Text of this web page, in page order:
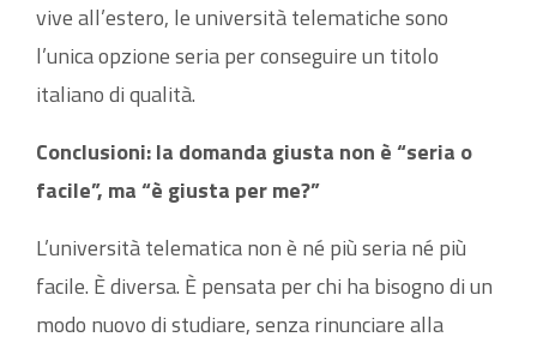
vive all’estero, le università telematiche sono
l’unica opzione seria per conseguire un titolo
italiano di qualità.
Conclusioni: la domanda giusta non è “seria o
facile”, ma “è giusta per me?”
L’università telematica non è né più seria né più
facile. È diversa. È pensata per chi ha bisogno di un
modo nuovo di studiare, senza rinunciare alla